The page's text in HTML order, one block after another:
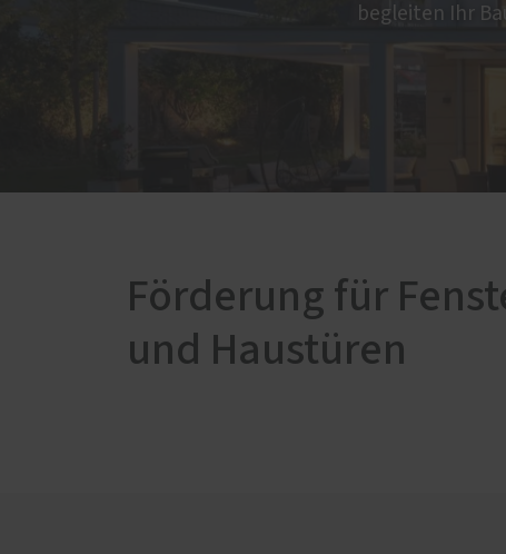
begleiten Ihr
Förderung für
und Haustüren